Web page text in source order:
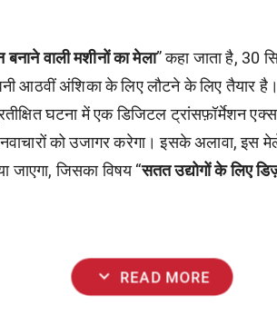
बनाने वाली मशीनों का मेला” कहा जाता है, 30
आठवीं अंशिका के लिए लौटने के लिए तैयार है।
घटना में एक डिजिटल ट्रांसफ़ॉर्मेशन
नवाचारों को उजागर करेगा। इसके अलावा, इस
जाएगा, जिसका विषय “सतत उद्योगों के लिए
expand_more READ MORE